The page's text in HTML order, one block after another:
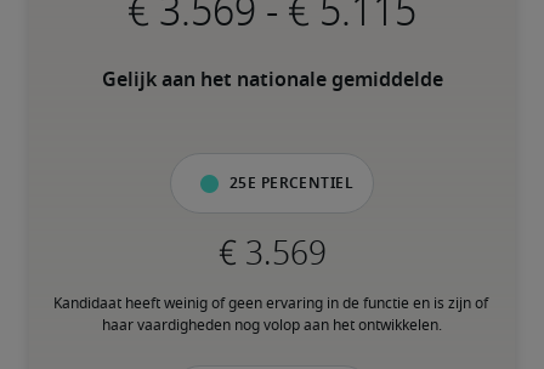
Gelijk aan het nationale gemiddelde
25e percentiel
Kandidaat heeft weinig of geen ervaring in de functie en is zijn of
haar vaardigheden nog volop aan het ontwikkelen.